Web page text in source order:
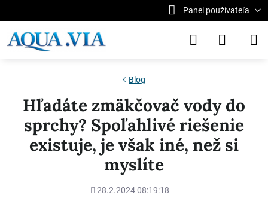
Panel používateľa
Blog
Hľadáte zmäkčovač vody do
sprchy? Spoľahlivé riešenie
existuje, je však iné, než si
myslíte
Pridané
28.2.2024 08:19:18